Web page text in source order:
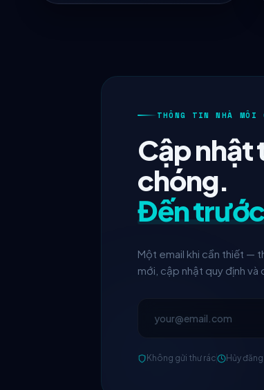
THÔNG TIN NHÀ
Cập nhật
chóng.
Đến
Một email khi cần thiết —
mới, cập nhật quy định và
Không gửi thư rác Hủy